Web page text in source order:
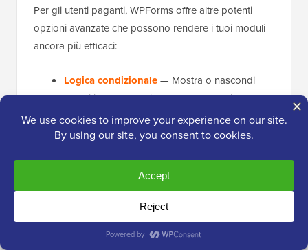
Per gli utenti paganti, WPForms offre altre potenti
opzioni avanzate che possono rendere i tuoi moduli
ancora più efficaci:
Logica condizionale— Mostra o nascondi
campi in base alle risposte precedenti.
Campi di caricamento file— Permetti ai
visitatori di allegare documenti o immagini.
direttamente tramite il tuo modulo.
Suggerimento Pro:Quando